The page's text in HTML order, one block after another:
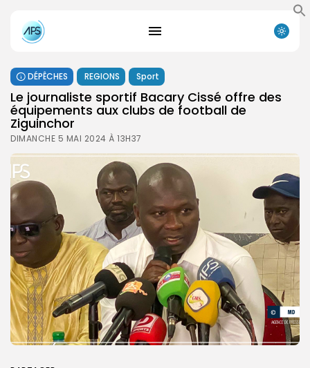
Search
Search
DÉPÊCHES REGIONS Sport
Le journaliste sportif Bacary Cissé offre des
équipements aux clubs de football de
Ziguinchor
DIMANCHE 5 MAI 2024 À 13H37